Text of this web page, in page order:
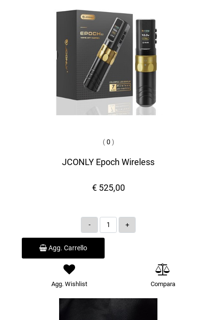
(0 )
JCONLY Epoch Wireless
€ 525,00
Quantità
Agg. Carrello
Agg. Wishlist Compara